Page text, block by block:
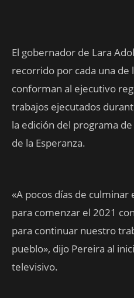
El gobernador de Lara
recorrido por cada una de
conforman al ejecutivo
trabajos ejecutados
la edición del programa
de la Esperanza.
«A pocos días de
para comenzar el 2021
para continuar nuestro
pueblo», dijo Pereira al
televisivo.